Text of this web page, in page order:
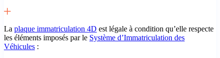
La plaque immatriculation 4D est légale à condition qu’elle respecte
les éléments imposés par le Système d’Immatriculation des
Véhicules :